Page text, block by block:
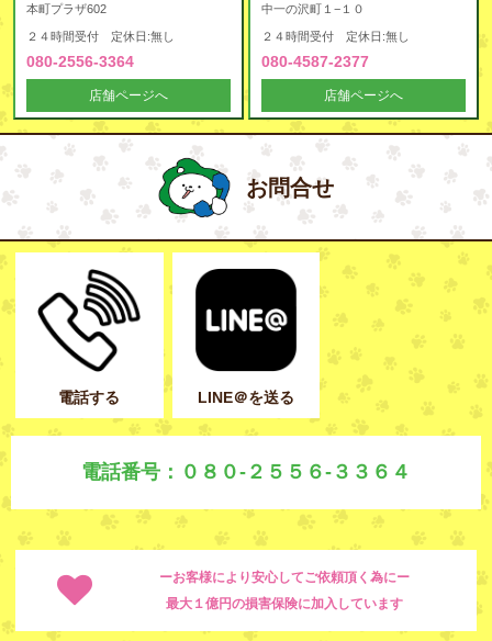
本町プラザ602
２４時間受付 定休日:無し
080-2556-3364
店舗ページへ
中一の沢町１−１０
２４時間受付 定休日:無し
080-4587-2377
店舗ページへ
お問合せ
電話する LINE＠を送る
電話番号：０８０-２５５６-３３６４
ーお客様により安心してご依頼頂く為にー
最大１億円の損害保険に加入しています